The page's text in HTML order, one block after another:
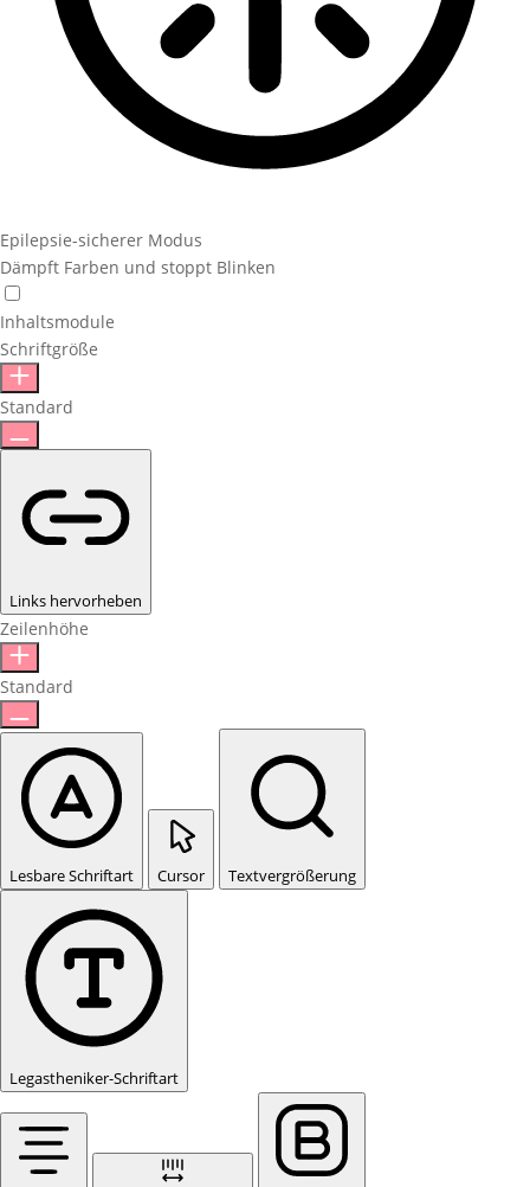
Epilepsie-sicherer Modus
Dämpft Farben und stoppt Blinken
Inhaltsmodule
Schriftgröße
Standard
Links hervorheben
Zeilenhöhe
Standard
Lesbare Schriftart Cursor Textvergrößerung
Legastheniker-Schriftart